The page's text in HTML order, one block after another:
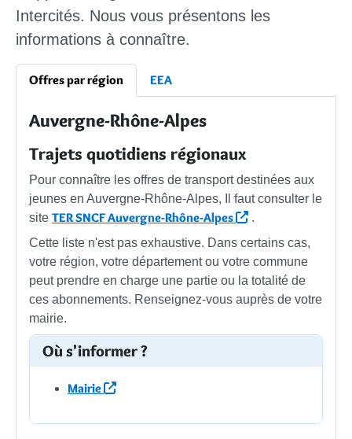
Intercités. Nous vous présentons les
informations à connaître.
Offres par région EEA
Auvergne-Rhône-Alpes
Trajets quotidiens régionaux
Pour connaître les offres de transport destinées aux
jeunes en Auvergne-Rhône-Alpes, Il faut consulter le
site TER SNCF Auvergne-Rhône-Alpes
.
Cette liste n'est pas exhaustive. Dans certains cas,
votre région, votre département ou votre commune
peut prendre en charge une partie ou la totalité de
ces abonnements. Renseignez-vous auprès de votre
mairie.
Où s'informer ?
Mairie